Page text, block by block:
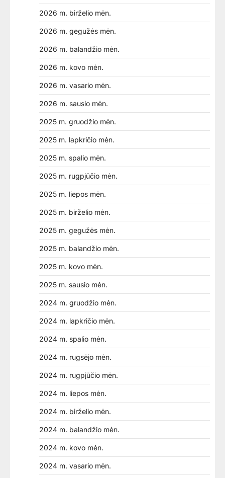
2026 m. birželio mėn.
2026 m. gegužės mėn.
2026 m. balandžio mėn.
2026 m. kovo mėn.
2026 m. vasario mėn.
2026 m. sausio mėn.
2025 m. gruodžio mėn.
2025 m. lapkričio mėn.
2025 m. spalio mėn.
2025 m. rugpjūčio mėn.
2025 m. liepos mėn.
2025 m. birželio mėn.
2025 m. gegužės mėn.
2025 m. balandžio mėn.
2025 m. kovo mėn.
2025 m. sausio mėn.
2024 m. gruodžio mėn.
2024 m. lapkričio mėn.
2024 m. spalio mėn.
2024 m. rugsėjo mėn.
2024 m. rugpjūčio mėn.
2024 m. liepos mėn.
2024 m. birželio mėn.
2024 m. balandžio mėn.
2024 m. kovo mėn.
2024 m. vasario mėn.